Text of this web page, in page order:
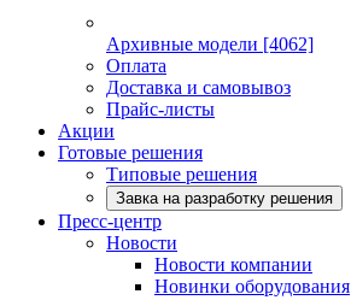
Архивные модели [4062]
Оплата
Доставка и самовывоз
Прайс-листы
Акции
Готовые решения
Типовые решения
Завка на разработку решения
Пресс-центр
Новости
Новости компании
Новинки оборудования